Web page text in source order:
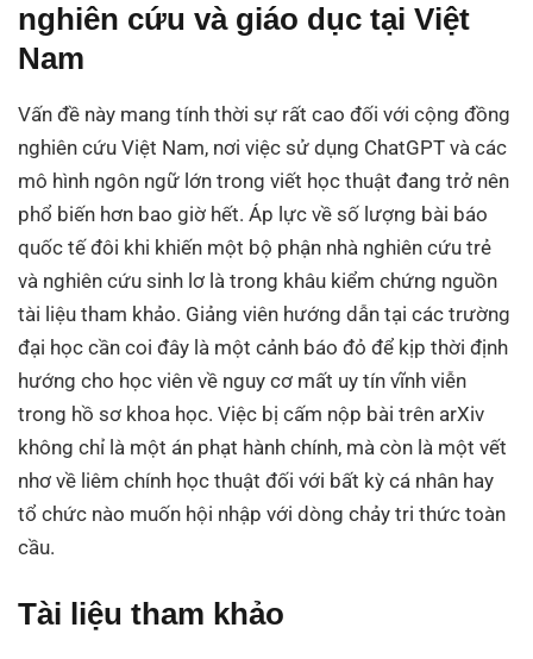
nghiên cứu và giáo dục tại Việt
Nam
Vấn đề này mang tính thời sự rất cao đối với cộng đồng
nghiên cứu Việt Nam, nơi việc sử dụng ChatGPT và các
mô hình ngôn ngữ lớn trong viết học thuật đang trở nên
phổ biến hơn bao giờ hết. Áp lực về số lượng bài báo
quốc tế đôi khi khiến một bộ phận nhà nghiên cứu trẻ
và nghiên cứu sinh lơ là trong khâu kiểm chứng nguồn
tài liệu tham khảo. Giảng viên hướng dẫn tại các trường
đại học cần coi đây là một cảnh báo đỏ để kịp thời định
hướng cho học viên về nguy cơ mất uy tín vĩnh viễn
trong hồ sơ khoa học. Việc bị cấm nộp bài trên arXiv
không chỉ là một án phạt hành chính, mà còn là một vết
nhơ về liêm chính học thuật đối với bất kỳ cá nhân hay
tổ chức nào muốn hội nhập với dòng chảy tri thức toàn
cầu.
Tài liệu tham khảo